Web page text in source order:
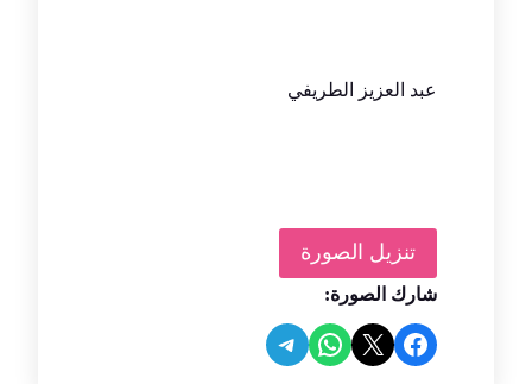
عبد العزيز الطريفي
تنزيل الصورة
شارك الصورة:
Share on Facebook
Share on X
Share on WhatsApp
Share on Telegram